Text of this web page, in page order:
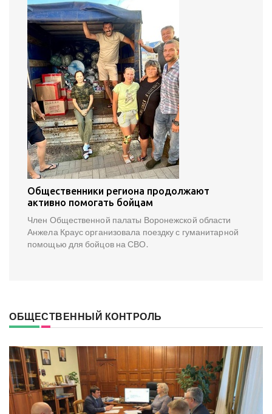
Общественники региона продолжают
активно помогать бойцам
Член Общественной палаты Воронежской области
Анжела Краус организовала поездку с гуманитарной
помощью для бойцов на СВО.
ОБЩЕСТВЕННЫЙ КОНТРОЛЬ